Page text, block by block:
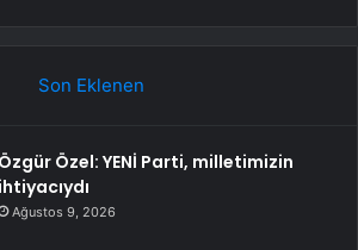
Son Eklenen
Özgür Özel: YENİ Parti, milletimizin
ihtiyacıydı
Ağustos 9, 2026